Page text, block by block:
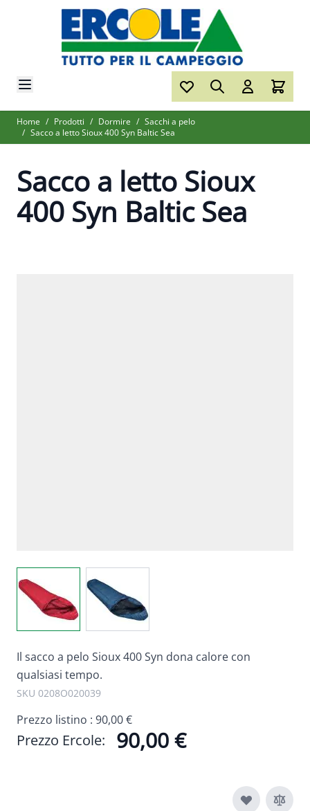
Salta al contenuto
Home / Prodotti / Dormire / Sacchi a pelo
/ Sacco a letto Sioux 400 Syn Baltic Sea
Sacco a letto Sioux
400 Syn Baltic Sea
View larger image
Il sacco a pelo Sioux 400 Syn dona calore con
qualsiasi tempo.
SKU 0208O020039
Prezzo listino : 90,00 €
Prezzo Ercole: 90,00 €